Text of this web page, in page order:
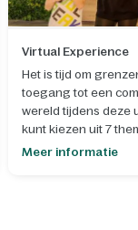
Virtual Experience
Het is tijd om
toegang tot een
wereld tijdens deze
kunt kiezen uit 7
Meer informatie